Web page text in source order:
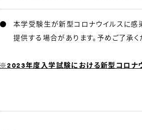
本学受験生が新型コロナウイルスに
提供する場合があります。予めご了承く
※2023年度入学試験における新型コロナ